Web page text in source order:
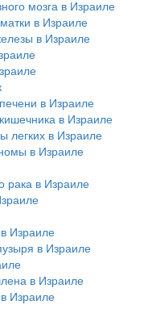
мозга в Израиле
в Израиле
в Израиле
в Израиле
в Израиле
легких в Израиле
в Израиле
рака в Израиле
Израиле
в Израиле
в Израиле
Израиле